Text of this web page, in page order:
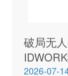
破局无
场仿真与
2026-07-